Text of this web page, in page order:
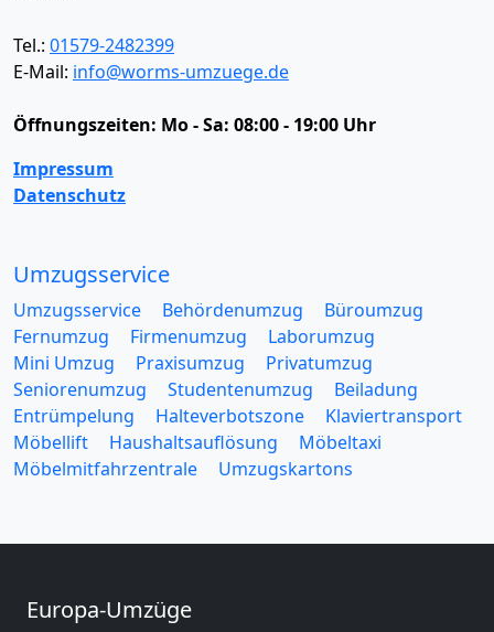
Tel.: 01579-2482399
E-Mail: info@worms-umzuege.de
Öffnungszeiten: Mo - Sa: 08:00 - 19:00 Uhr
Impressum
Datenschutz
Umzugsservice
Umzugsservice Behördenumzug
Büroumzug
Fernumzug
Firmenumzug
Laborumzug
Mini Umzug
Praxisumzug
Privatumzug
Seniorenumzug
Studentenumzug
Beiladung
Entrümpelung
Halteverbotszone
Klaviertransport
Möbellift
Haushaltsauflösung
Möbeltaxi
Möbelmitfahrzentrale
Umzugskartons
Europa-Umzüge